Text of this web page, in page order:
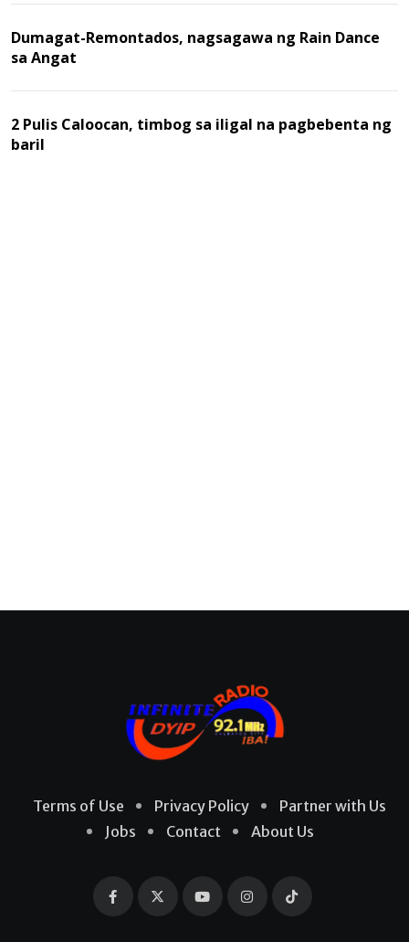
Dumagat-Remontados, nagsagawa ng Rain Dance
sa Angat
2 Pulis Caloocan, timbog sa iligal na pagbebenta ng
baril
Terms of Use Privacy Policy
Partner with Us
Jobs
Contact About Us